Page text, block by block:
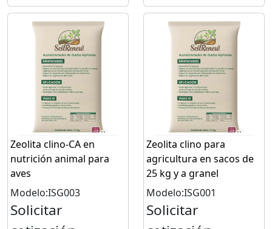
Zeolita clino-CA en
nutrición animal para
aves
Modelo:ISG003
Solicitar
Zeolita clino para
agricultura en sacos de
25 kg y a granel
Modelo:ISG001
Solicitar